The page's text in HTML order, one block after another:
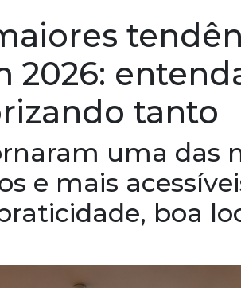
tanto
uma das
e mais
boa